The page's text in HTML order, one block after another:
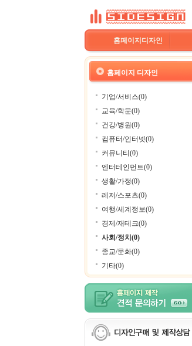
홈페이지디자인
홈페이지 디자인
기업/서비스(0)
교육/학문(0)
건강/병원(0)
컴퓨터/인터넷(0)
커뮤니티(0)
엔터테인먼트(0)
생활/가정(0)
레저/스포츠(0)
여행/세계정보(0)
경제/재테크(0)
사회/정치(0)
종교/문화(0)
기타(0)